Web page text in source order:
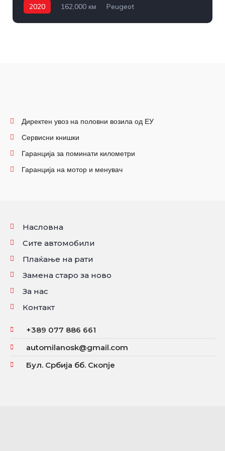
2020 162,000 км Peugeot
Директен увоз на половни возила од ЕУ
Сервисни книшки
Гаранција за поминати километри
Гаранција на мотор и менувач
Насловна
Сите автомобили
Плаќање на рати
Замена старо за ново
За нас
Контакт
+389 077 886 661
automilanosk@gmail.com
Бул. Србија бб. Скопје